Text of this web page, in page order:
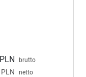
brutto
netto